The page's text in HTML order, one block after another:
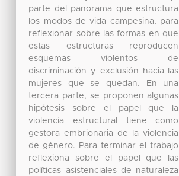
parte del panorama que estructura
los modos de vida campesina, para
reflexionar sobre las formas en que
estas estructuras reproducen
esquemas violentos de
discriminación y exclusión hacia las
mujeres que se quedan. En una
tercera parte, se proponen algunas
hipótesis sobre el papel que la
violencia estructural tiene como
gestora embrionaria de la violencia
de género. Para terminar el trabajo
reflexiona sobre el papel que las
políticas asistenciales de naturaleza